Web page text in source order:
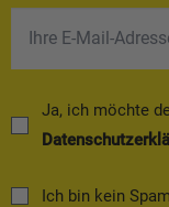
Ja, ich möchte
Ich bin kein